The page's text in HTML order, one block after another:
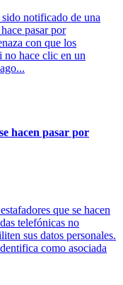
notificado de una
pasar por
con que los
no hace clic en un
hacen pasar por
que se hacen
telefónicas no
sus datos personales.
como asociada